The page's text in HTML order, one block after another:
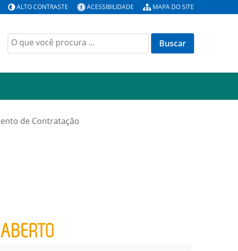
ALTO CONTRASTE ACESSIBILIDADE MAPA DO SITE
Buscar
por:
de Contratação